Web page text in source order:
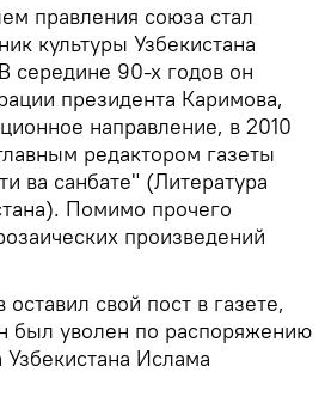
правления союза стал
культуры Узбекистана
середине 90-х годов он
президента Каримова,
направление, в 2010
редактором газеты
ва санбате" (Литература
Помимо прочего
произведений
свой пост в газете,
был уволен по распоряжению
Ислама